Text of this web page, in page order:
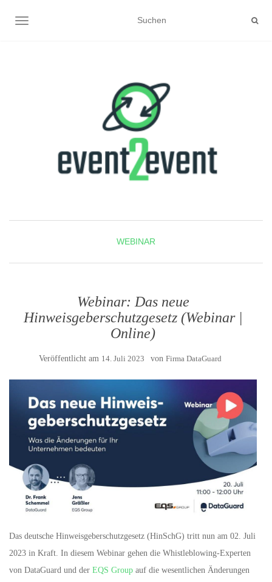
NAVIGATION UMSCHALTEN
WEBINAR
Webinar: Das neue
Hinweisgeberschutzgesetz (Webinar |
Online)
Veröffentlicht am 14. Juli 2023 von Firma DataGuard
Das deutsche Hinweisgeberschutzgesetz (HinSchG) tritt nun am 02. Juli
2023 in Kraft. In diesem Webinar gehen die Whistleblowing-Experten
von DataGuard und der EQS Group auf die wesentlichen Änderungen